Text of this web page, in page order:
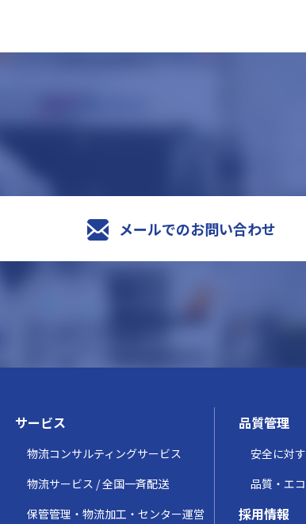
メールでのお問い合わせ
サービス
物流コンサルティングサービス
物流サービス / 全国一斉配送
保管管理・物流加工・センター運営
品質管理
安全に対
品質・エ
採用情報